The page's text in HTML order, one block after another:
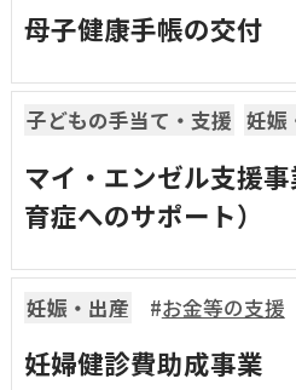
母子健康手帳の交付
子どもの手当て・支援 妊娠
マイ・エンゼル支援
育症へのサポート）
妊娠・出産 お金等の支援
妊婦健診費助成事業